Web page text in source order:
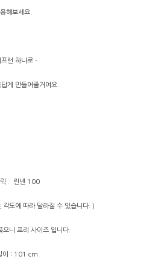
해보세요.
프런 하나로 -
게 만들어줄거여요.
릭 : 린넨 100
도에 따라 달라질 수 있습니다. )
으니 프리 사이즈 입니다.
이 : 101 cm